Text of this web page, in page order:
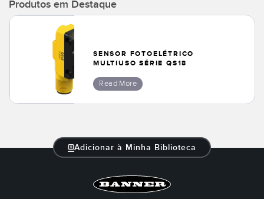
Produtos em Destaque
SENSOR FOTOELÉTRICO
MULTIUSO SÉRIE QS18
Read More
Adicionar à Minha Biblioteca